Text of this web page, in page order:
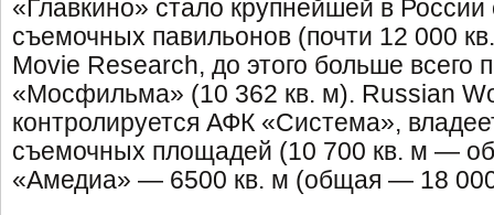
«Главкино» стало крупнейшей в
съемочных павильонов (почти 12 000
Movie Research, до этого больше всего
«Мосфильма» (10 362 кв. м). Russian
контролируется АФК «Система»,
съемочных площадей (10 700 кв. м —
«Амедиа» — 6500 кв. м (общая — 18